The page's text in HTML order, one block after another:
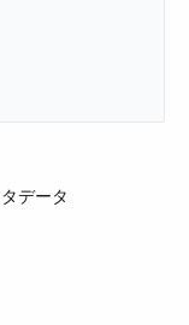
データ